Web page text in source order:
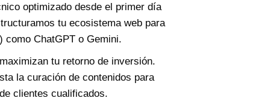
optimizado desde el primer día
tu ecosistema web para
como ChatGPT o Gemini.
tu retorno de inversión.
la curación de contenidos para
clientes cualificados.